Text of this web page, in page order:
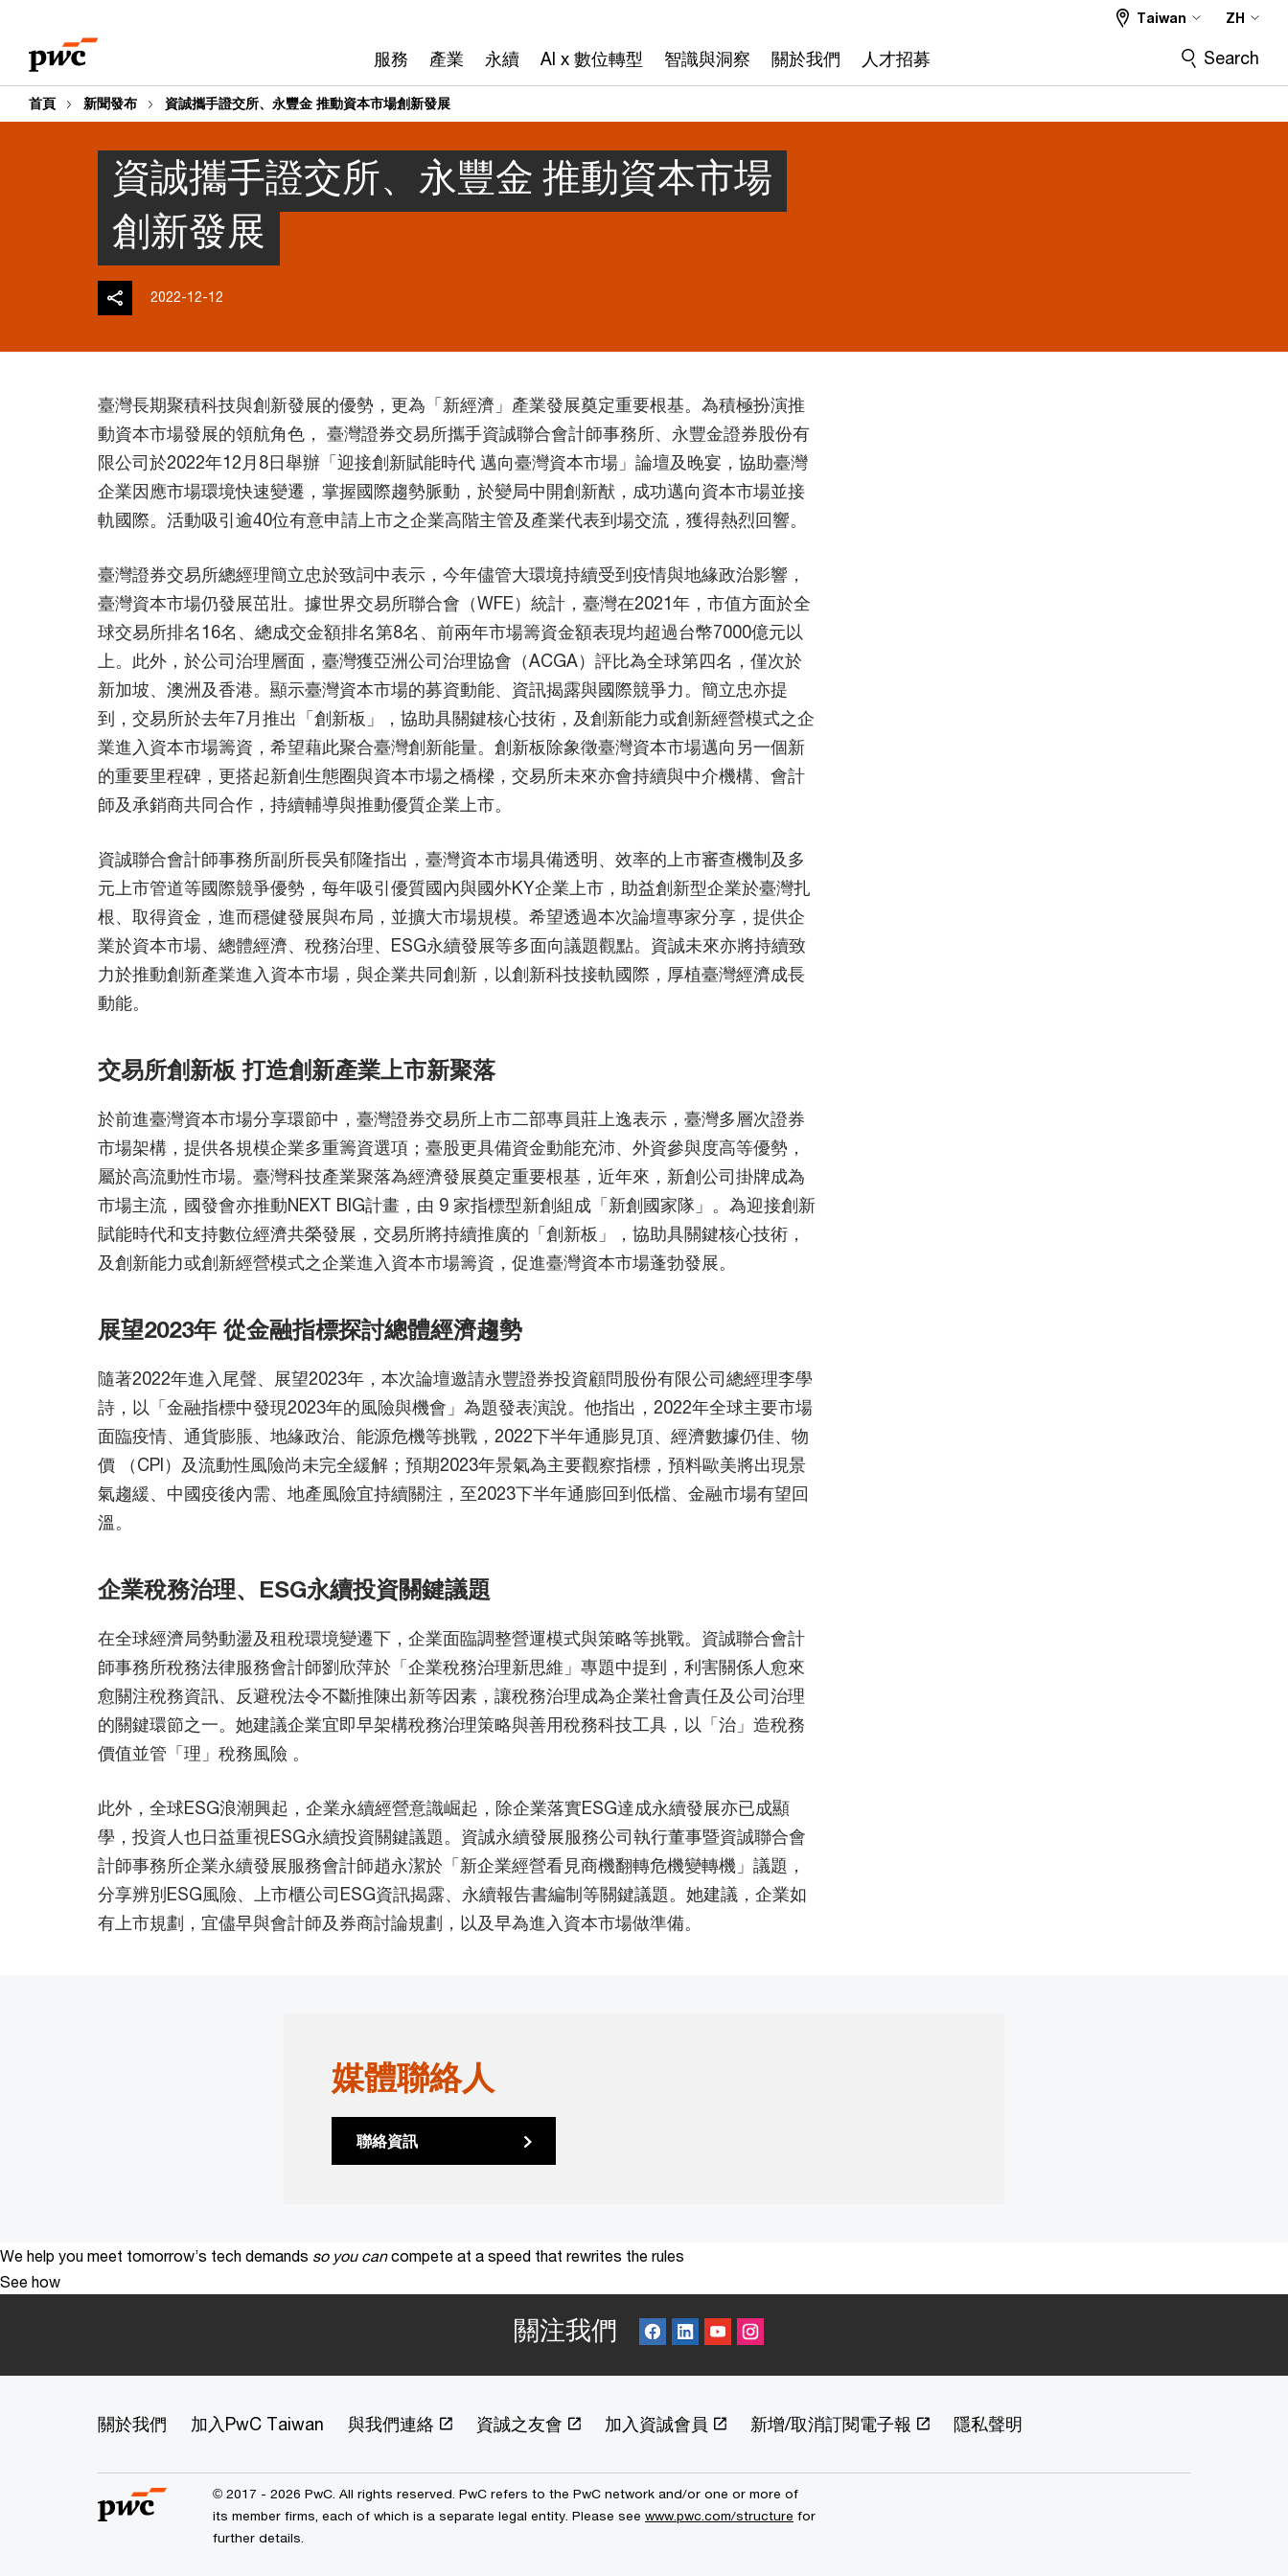
content
footer
服務 產業 永續 AI x 數位轉型 智識與洞察 關於我們 人才招募
Taiwan ZH
Search
首頁 新聞發布 資誠攜手證交所、永豐金 推動資本市場創新發展
資誠攜手證交所、永豐金 推動資本市場
創新發展
2022-12-12
臺灣長期聚積科技與創新發展的優勢，更為「新經濟」產業發展奠定重要根基。為積極扮演推
動資本市場發展的領航角色， 臺灣證券交易所攜手資誠聯合會計師事務所、永豐金證券股份有
限公司於2022年12月8日舉辦「迎接創新賦能時代 邁向臺灣資本市場」論壇及晚宴，協助臺灣
企業因應市場環境快速變遷，掌握國際趨勢脈動，於變局中開創新猷，成功邁向資本市場並接
軌國際。活動吸引逾40位有意申請上市之企業高階主管及產業代表到場交流，獲得熱烈回響。
臺灣證券交易所總經理簡立忠於致詞中表示，今年儘管大環境持續受到疫情與地緣政治影響，
臺灣資本市場仍發展茁壯。據世界交易所聯合會（WFE）統計，臺灣在2021年，市值方面於全
球交易所排名16名、總成交金額排名第8名、前兩年市場籌資金額表現均超過台幣7000億元以
上。此外，於公司治理層面，臺灣獲亞洲公司治理協會（ACGA）評比為全球第四名，僅次於
新加坡、澳洲及香港。顯示臺灣資本市場的募資動能、資訊揭露與國際競爭力。簡立忠亦提
到，交易所於去年7月推出「創新板」，協助具關鍵核心技術，及創新能力或創新經營模式之企
業進入資本市場籌資，希望藉此聚合臺灣創新能量。創新板除象徵臺灣資本市場邁向另一個新
的重要里程碑，更搭起新創生態圈與資本巿場之橋樑，交易所未來亦會持續與中介機構、會計
師及承銷商共同合作，持續輔導與推動優質企業上市。
資誠聯合會計師事務所副所長吳郁隆指出，臺灣資本市場具備透明、效率的上市審查機制及多
元上市管道等國際競爭優勢，每年吸引優質國內與國外KY企業上市，助益創新型企業於臺灣扎
根、取得資金，進而穩健發展與布局，並擴大市場規模。希望透過本次論壇專家分享，提供企
業於資本市場、總體經濟、稅務治理、ESG永續發展等多面向議題觀點。資誠未來亦將持續致
力於推動創新產業進入資本市場，與企業共同創新，以創新科技接軌國際，厚植臺灣經濟成長
動能。
交易所創新板 打造創新產業上市新聚落
於前進臺灣資本市場分享環節中，臺灣證券交易所上市二部專員莊上逸表示，臺灣多層次證券
市場架構，提供各規模企業多重籌資選項；臺股更具備資金動能充沛、外資參與度高等優勢，
屬於高流動性市場。臺灣科技產業聚落為經濟發展奠定重要根基，近年來，新創公司掛牌成為
市場主流，國發會亦推動NEXT BIG計畫，由 9 家指標型新創組成「新創國家隊」。為迎接創新
賦能時代和支持數位經濟共榮發展，交易所將持續推廣的「創新板」，協助具關鍵核心技術，
及創新能力或創新經營模式之企業進入資本市場籌資，促進臺灣資本市場蓬勃發展。
展望2023年 從金融指標探討總體經濟趨勢
隨著2022年進入尾聲、展望2023年，本次論壇邀請永豐證券投資顧問股份有限公司總經理李學
詩，以「金融指標中發現2023年的風險與機會」為題發表演說。他指出，2022年全球主要市場
面臨疫情、通貨膨脹、地緣政治、能源危機等挑戰，2022下半年通膨見頂、經濟數據仍佳、物
價 （CPI）及流動性風險尚未完全緩解；預期2023年景氣為主要觀察指標，預料歐美將出現景
氣趨緩、中國疫後內需、地產風險宜持續關注，至2023下半年通膨回到低檔、金融市場有望回
溫。
企業稅務治理、ESG永續投資關鍵議題
在全球經濟局勢動盪及租稅環境變遷下，企業面臨調整營運模式與策略等挑戰。資誠聯合會計
師事務所稅務法律服務會計師劉欣萍於「企業稅務治理新思維」專題中提到，利害關係人愈來
愈關注稅務資訊、反避稅法令不斷推陳出新等因素，讓稅務治理成為企業社會責任及公司治理
的關鍵環節之一。她建議企業宜即早架構稅務治理策略與善用稅務科技工具，以「治」造稅務
價值並管「理」稅務風險 。
此外，全球ESG浪潮興起，企業永續經營意識崛起，除企業落實ESG達成永續發展亦已成顯
學，投資人也日益重視ESG永續投資關鍵議題。資誠永續發展服務公司執行董事暨資誠聯合會
計師事務所企業永續發展服務會計師趙永潔於「新企業經營看見商機翻轉危機變轉機」議題，
分享辨別ESG風險、上市櫃公司ESG資訊揭露、永續報告書編制等關鍵議題。她建議，企業如
有上市規劃，宜儘早與會計師及券商討論規劃，以及早為進入資本市場做準備。
媒體聯絡人
聯絡資訊
We help you meet tomorrow’s tech demands so you can compete at a speed that rewrites the rules
See how
關注我們
關於我們 加入PwC Taiwan 與我們連絡 資誠之友會 加入資誠會員 新增/取消訂閱電子報 隱私聲明
© 2017 - 2026 PwC. All rights reserved. PwC refers to the PwC network and/or one or more of
its member firms, each of which is a separate legal entity. Please see www.pwc.com/structure for
further details.